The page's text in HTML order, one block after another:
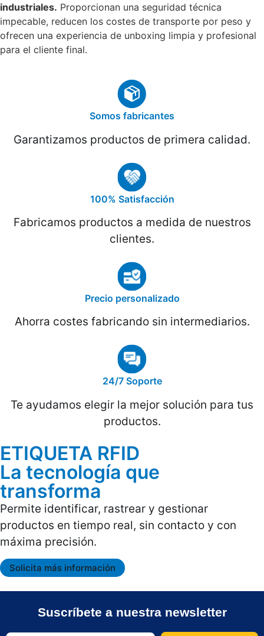
industriales. Proporcionan una seguridad técnica
impecable, reducen los costes de transporte por peso y
ofrecen una experiencia de unboxing limpia y profesional
para el cliente final.
Somos fabricantes
Garantizamos productos de primera calidad.
100% Satisfacción
Fabricamos productos a medida de nuestros
clientes.
Precio personalizado
Ahorra costes fabricando sin intermediarios.
24/7 Soporte
Te ayudamos elegir la mejor solución para tus
productos.
ETIQUETA RFID
La tecnología que
transforma
Permite identificar, rastrear y gestionar
productos en tiempo real, sin contacto y con
máxima precisión.
Solicita más información
Suscríbete a nuestra newsletter